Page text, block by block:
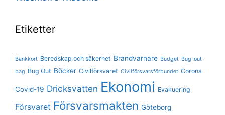
Etiketter
Bankkort Beredskap och säkerhet Brandvarnare Budget Bug-out-
bag Bug Out Böcker Civilförsvaret Civilförsvarsförbundet Corona
Covid-19 Dricksvatten Ekonomi Evakuering
Försvaret Försvarsmakten Göteborg